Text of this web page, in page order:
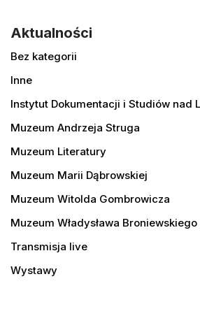
Aktualności
Bez kategorii
Inne
Instytut Dokumentacji i Studiów nad
Muzeum Andrzeja Struga
Muzeum Literatury
Muzeum Marii Dąbrowskiej
Muzeum Witolda Gombrowicza
Muzeum Władysława Broniewskiego
Transmisja live
Wystawy